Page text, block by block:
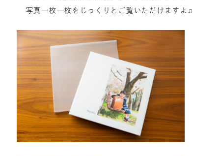
写真一枚一枚をじっくりとご覧いただけますよ♫